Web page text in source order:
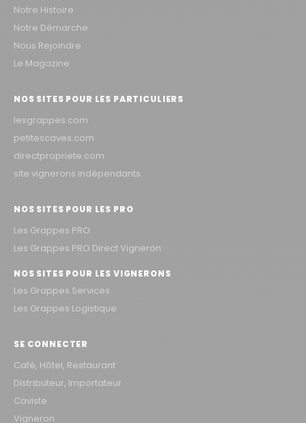
Notre Histoire
Notre Démarche
Nous Rejoindre
Le Magazine
NOS SITES POUR LES PARTICULIERS
lesgrappes.com
petitescaves.com
directpropriete.com
site vignerons indépendants
NOS SITES POUR LES PRO
Les Grappes PRO
Les Grappes PRO Direct Vigneron
NOS SITES POUR LES VIGNERONS
Les Grappes Services
Les Grappes Logistique
SE CONNECTER
Café, Hôtel, Restaurant
Distributeur, Importateur
Caviste
Vigneron